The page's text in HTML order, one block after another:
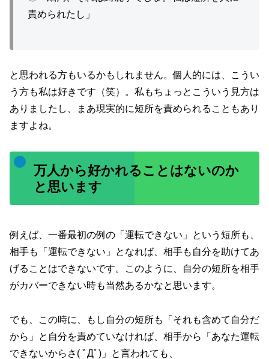
責められたし」
と思われる方もいるかもしれません。個人的には、こうい
う方も私は好きです（笑）。私もちょっとこういう見方は
ありましたし、まあ現実的に短所を責められることもあり
ますよね。
万人から好かれることはないのか
と思います
例えば、一番最初の例の「運転できない」という短所も、
相手も「運転できない」となれば、相手も自分を助けてあ
げることはできないです。このように、自分の短所を相手
がカバーできない時も当然あるかなと思います。
でも、この時に、もし自分の短所も「それも含めて自分だ
から」と自分を責めていなければ、相手から「あなた運転
できないからさ( ﾟДﾟ)」と言われても、